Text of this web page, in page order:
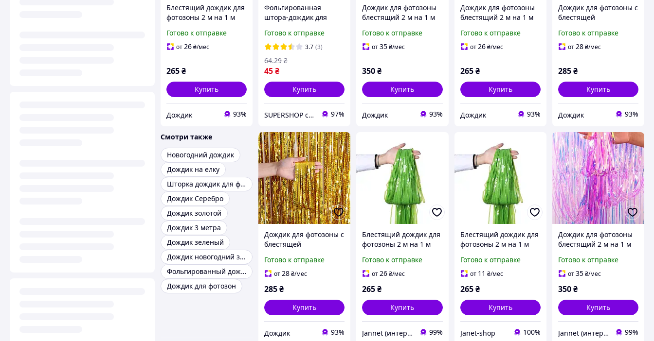
Блестящий дождик для
фотозоны 2 м на 1 м
Готово к отправке
от26₴/мес
265₴
Купить
Дождик 93%
Фольгированная
штора-дождик для
100×200 см яркий фон
для праздника и
стильного декора
Готово к отправке
3.7 (3)
45₴
64.29 ₴
Купить
SUPERSHOP супер цены, супер выбор, супер покупки! 97%
Дождик для фотозоны
блестящий 2 м на 1 м
рожевий
Готово к отправке
от35₴/мес
350₴
Купить
Дождик 93%
Дождик для фотозоны
блестящий 2 м на 1 м
Готово к отправке
от26 ₴/мес
265 ₴
Купить
Дождик 93%
Дождик для фотозоны с
блестящей
серебристый
Готово к отправке
от28₴/мес
285₴
Купить
Дождик 93%
Смотри также
Новогодний дождик
Дождик на елку
Шторка дождик для фотозоны
Дождик Серебро
Дождик золотой
Дождик 3 метра
Дождик зеленый
Дождик новогодний зеленый
Фольгированный дождик
Дождик для фотозон
Дождик для фотозоны с
блестящей
золотистый
Готово к отправке
от28₴/мес
285₴
Купить
Дождик 93%
Блестящий дождик для
фотозоны 2 м на 1 м
Готово к отправке
от26₴/мес
265₴
Купить
Jannet (интернет-магазин) 99%
Блестящий дождик для
фотозоны 2 м на 1 м
Готово к отправке
от 11 ₴/мес
265 ₴
Купить
Janet-shop 100%
Дождик для фотозоны
блестящий 2 м на 1 м
рожевий
Готово к отправке
от35₴/мес
350₴
Купить
Jannet (интернет-магазин) 99%